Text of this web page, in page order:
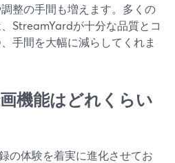
整の手間も増えます。多くの
StreamYardが十分な品質とコ
手間を大幅に減らしてくれま
機能はどれくらい
の体験を着実に進化させてお